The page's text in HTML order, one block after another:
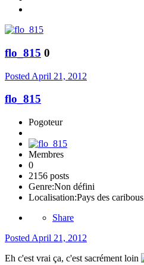
flo_815 0
Posted April 21, 2012
flo_815
Pogoteur
Membres
0
2156 posts
Genre:Non défini
Localisation:Pays des caribous
Share
Posted April 21, 2012
Eh c'est vrai ça, c'est sacrément loin